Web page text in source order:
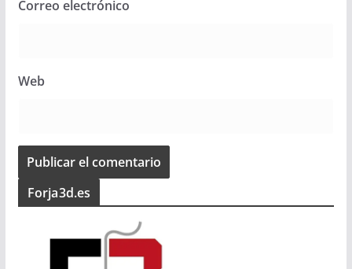
Correo electrónico
Web
Forja3d.es